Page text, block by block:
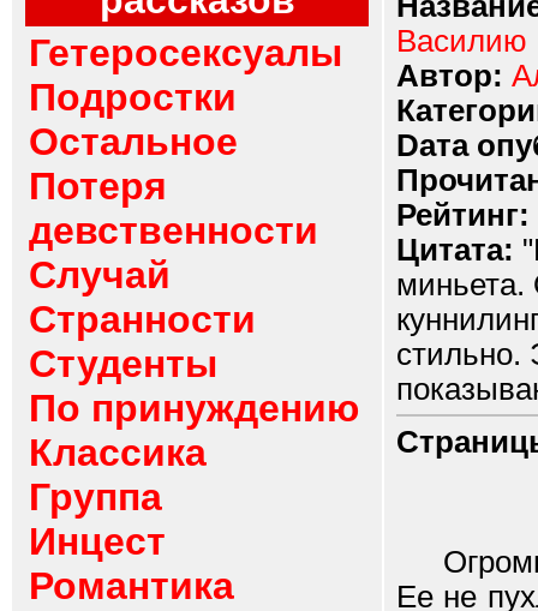
Гетеросексуалы
Подростки
Остальное
Потеря
девственности
Случай
Странности
Студенты
По принуждению
Классика
Группа
Инцест
Романтика
Василию
Автор:
Dата
Рейтинг:
Цитата:
миньета.
стильно.
Ее не